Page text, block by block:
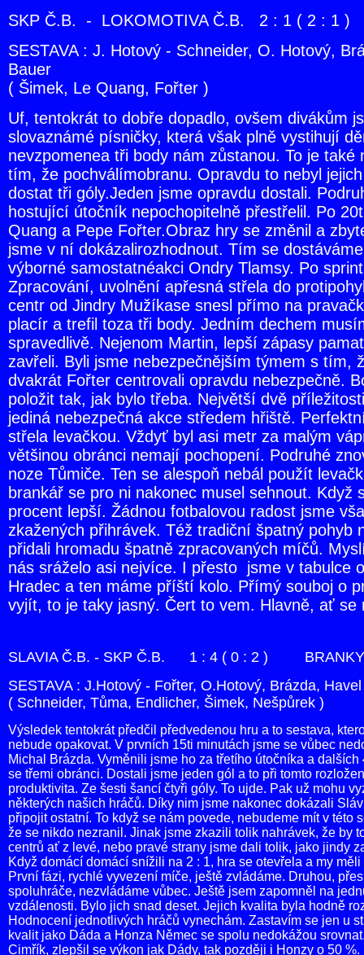
SKP Č.B. - LOKOMOTIVA Č.B. 2 : 1 ( 2 : 1 )
SESTAVA : J. Hotový - Schneider, O. Hotový,
Bauer
( Šimek, Le Quang, Fořter )
Uf, tentokrát to dobře dopadlo, ovšem divákům
slovaznámé písničky, která však plně vystihují
nevzpomenea tři body nám zůstanou. To je
tím, že pochválímobranu. Opravdu to nebyl
dostat tři góly.Jeden jsme opravdu dostali.
hostující útočník nepochopitelně přestřelil. Po
Quang a Pepe Fořter.Obraz hry se změnil a
jsme v ní dokázalirozhodnout. Tím se
výborné samostatnéakci Ondry Tlamsy. Po
Zpracování, uvolnění apřesná střela do
centr od Jindry Mužíkase snesl přímo na
placír a trefil toza tři body. Jedním dechem
spravedlivě. Nejenom Martin, lepší zápasy
zavřeli. Byli jsme nebezpečnějším týmem s tím,
dvakrát Fořter centrovali opravdu nebezpečně.
položit tak, jak bylo třeba. Největší dvě
jediná nebezpečná akce středem hřiště.
střela levačkou. Vždyť byl asi metr za malým
většinou obránci nemají pochopení. Podruhé
noze Tůmiče. Ten se alespoň nebál použít
brankář se pro ni nakonec musel sehnout.
procent lepší. Žádnou fotbalovou radost jsme
zkažených přihrávek. Též tradiční špatný
přidali hromadu špatně zpracovaných míčů.
nás sráželo asi nejvíce. I přesto jsme v tabulce
Hradec a ten máme příští kolo. Přímý souboj o
vyjít, to je taky jasný. Čert to vem. Hlavně, ať se
SLAVIA Č.B. - SKP Č.B. 1 : 4 ( 0 : 2 ) BRANKY :
SESTAVA : J.Hotový - Fořter, O.Hotový, Brázda,
( Schneider, Tůma, Endlicher, Šimek, Nešpůrek )
Výsledek tentokrát předčil předvedenou hru a to sestava,
nebude opakovat. V prvních 15ti minutách jsme se vůbec
Michal Brázda. Vyměnili jsme ho za třetího útočníka a
se třemi obránci. Dostali jsme jeden gól a to při tomto
produktivita. Ze šesti šancí čtyři góly. To ujde. Pak už mohu
některých našich hráčů. Díky nim jsme nakonec dokázali
připojit ostatní. To když se nám povede, nebudeme mít v této
že se nikdo nezranil. Jinak jsme zkazili tolik nahrávek, že by
centrů ať z levé, nebo pravé strany jsme dali tolik, jako jindy
Když domácí domácí snížili na 2 : 1, hra se otevřela a my
První fázi, rychlé vyvezení míče, ještě zvládáme. Druhou,
spoluhráče, nezvládáme vůbec. Ještě jsem zapomněl na
vzdálenosti. Bylo jich snad deset. Jejich kvalita byla hodně
Hodnocení jednotlivých hráčů vynechám. Zastavím se jen u
kvalit jako Dáda a Honza Němec se spolu nedokážou
Cimřík, zlepšil se výkon jak Dády, tak později i Honzy o 50 %.